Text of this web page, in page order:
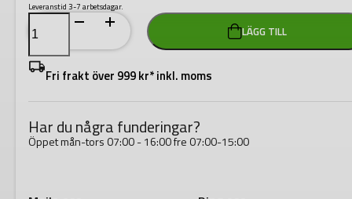
Leveranstid 3-7 arbetsdagar.
HÅLSÅG
FÖR
PLAST
172X100MM
mängd
LÄGG TILL
Fri frakt över 999 kr* inkl. moms
Har du några funderingar?
Öppet mån-tors 07:00 - 16:00 fre 07:00-15:00